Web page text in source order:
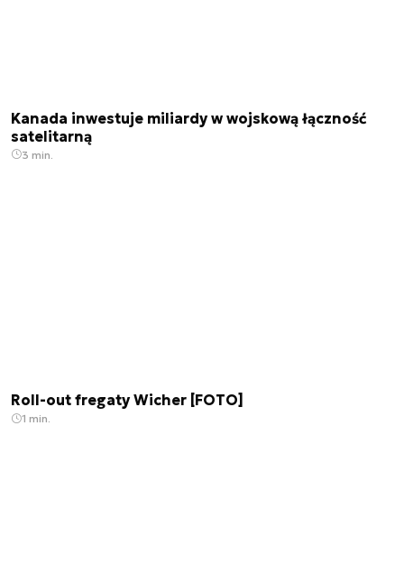
Kanada inwestuje miliardy w wojskową łączność
satelitarną
3 min.
Roll-out fregaty Wicher [FOTO]
1 min.